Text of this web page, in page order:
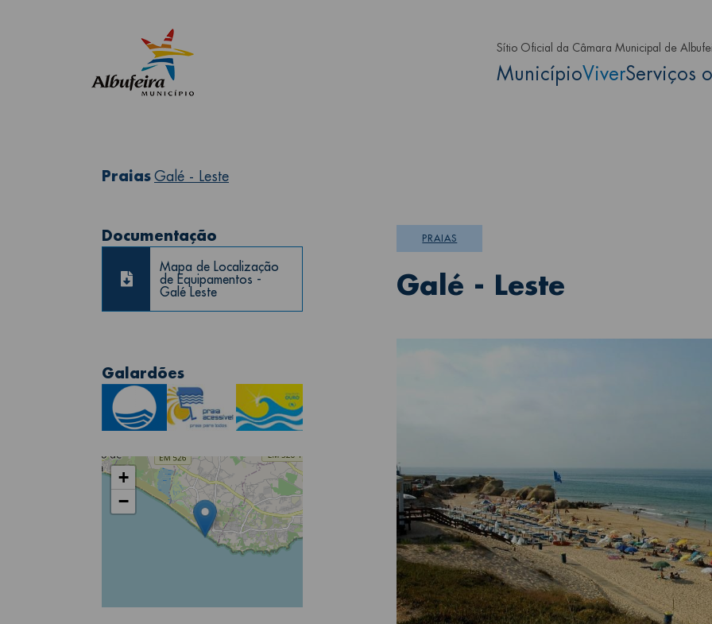
Sítio Oficial da Câmara Municipal de
Main navigation
MunicípioViverServiços
PraiasGalé - Leste
Documentação
Mapa de Localização
de Equipamentos -
Galé Leste
Galardões
+
−
PRAIAS
Galé - Leste